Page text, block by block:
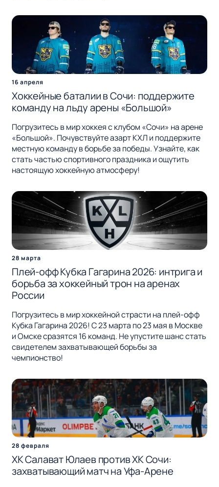
16 апреля
Хоккейные баталии в Сочи: поддержите
команду на льду арены «Большой»
Погрузитесь в мир хоккея с клубом «Сочи» на арене
«Большой». Почувствуйте азарт КХЛ и поддержите
местную команду в борьбе за победы. Узнайте, как
стать частью спортивного праздника и ощутить
настоящую хоккейную атмосферу!
28 марта
Плей-офф Кубка Гагарина 2026: интрига и
борьба за хоккейный трон на аренах
России
Погрузитесь в мир хоккейной страсти на плей-офф
Кубка Гагарина 2026! С 23 марта по 23 мая в Москве
и Омске сразятся 16 команд. Не упустите шанс стать
свидетелем захватывающей борьбы за
чемпионство!
28 февраля
ХК Салават Юлаев против ХК Сочи:
захватывающий матч на Уфа-Арене